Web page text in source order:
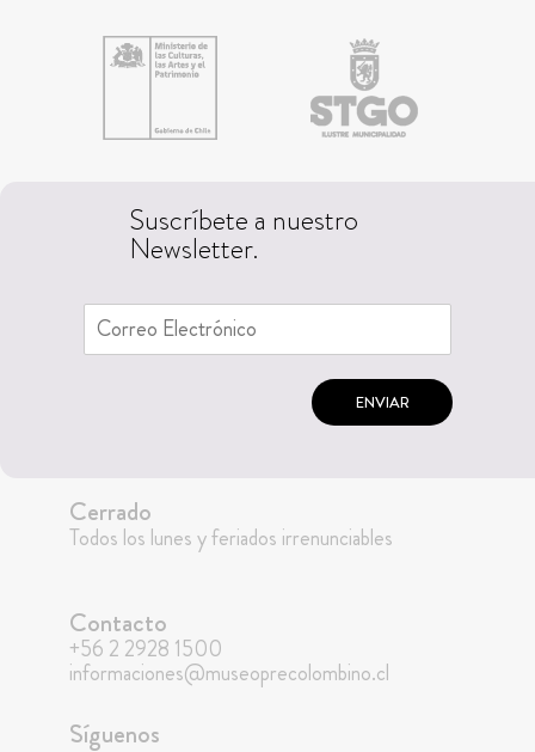
Suscríbete a nuestro
Newsletter.
ENVIAR
Cerrado
Todos los lunes y feriados irrenunciables
Contacto
+56 2 2928 1500
informaciones@museoprecolombino.cl
Síguenos